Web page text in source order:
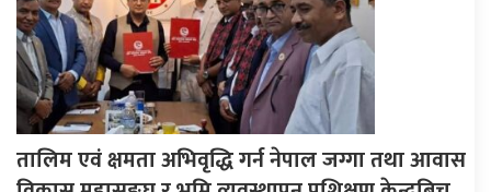
तालिम एवं क्षमता अभिवृद्धि गर्न नेपाल जग्गा तथा आवास